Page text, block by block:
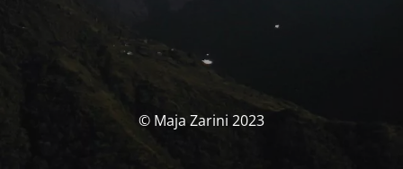
© Maja Zarini 2023